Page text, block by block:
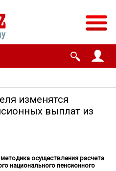
изменятся
выплат из
осуществления расчета
национального пенсионного